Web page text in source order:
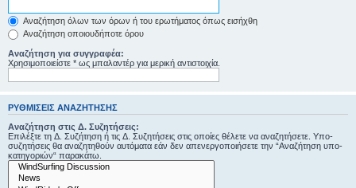
Αναζήτηση όλων των όρων ή του ερωτήματος όπως εισήχθη
Αναζήτηση οποιουδήποτε όρου
Αναζήτηση για συγγραφέα:
Χρησιμοποιείστε * ως μπαλαντέρ για μερική αντιστοιχία.
ΡΥΘΜΊΣΕΙΣ ΑΝΑΖΉΤΗΣΗΣ
Αναζήτηση στις Δ. Συζητήσεις:
Επιλέξτε τη Δ. Συζήτηση ή τις Δ. Συζητήσεις στις οποίες θέλετε να αναζητήσετε. Υπο-
συζητήσεις θα αναζητηθούν αυτόματα εάν δεν απενεργοποιήσετε την “Αναζήτηση υπο-
κατηγοριών“ παρακάτω.